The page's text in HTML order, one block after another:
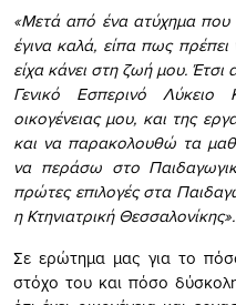
«Μετά από ένα ατύχημα που
έγινα καλά, είπα πως
είχα κάνει στη ζωή μου.
Γενικό Εσπερινό
οικογένειας μου, και της
και να παρακολουθώ τα
να περάσω στο
πρώτες επιλογές στα
η Κτηνιατρική Θεσσαλονίκης».
Σε ερώτημα μας για το
στόχο του και πόσο